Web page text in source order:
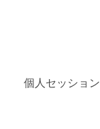
個人セッション